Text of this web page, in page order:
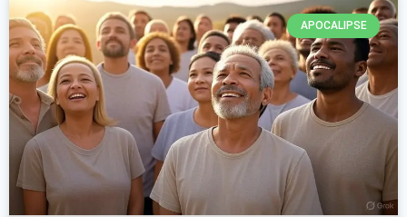
APOCALIPSE